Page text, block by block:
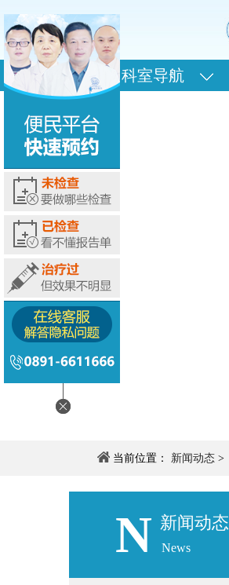
科室导航
当前位置： 新闻动态>
N 新闻动态
News